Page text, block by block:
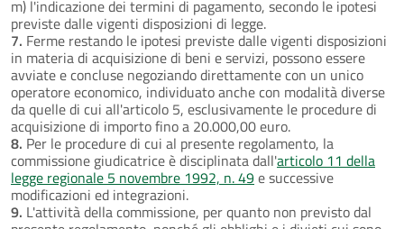
m) l'indicazione dei termini di pagamento, secondo le ipotesi
previste dalle vigenti disposizioni di legge.
7. Ferme restando le ipotesi previste dalle vigenti disposizioni
in materia di acquisizione di beni e servizi, possono essere
avviate e concluse negoziando direttamente con un unico
operatore economico, individuato anche con modalità diverse
da quelle di cui all'articolo 5, esclusivamente le procedure di
acquisizione di importo fino a 20.000,00 euro.
8. Per le procedure di cui al presente regolamento, la
commissione giudicatrice è disciplinata dall'articolo 11 della
legge regionale 5 novembre 1992, n. 49e successive
modificazioni ed integrazioni.
9. L'attività della commissione, per quanto non previsto dal